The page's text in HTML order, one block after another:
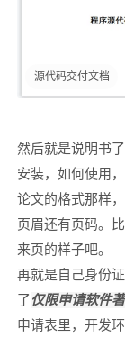
源代码交付文档
然后就是说明书
安装，如何使用
论文的格式那样
页眉还有页码。
来页的样子吧。
再就是自己身份
了 仅限申请软件
申请表里，开发